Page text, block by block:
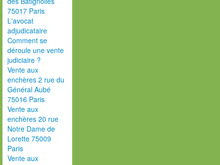
75017 Paris
L'avocat
adjudicataire
Comment se
déroule une vente
judiciaire ?
Vente aux
enchères 2 rue du
Général Aubé
75016 Paris
Vente aux
enchères 20 rue
Notre Dame de
Lorette 75009
Paris
Vente aux